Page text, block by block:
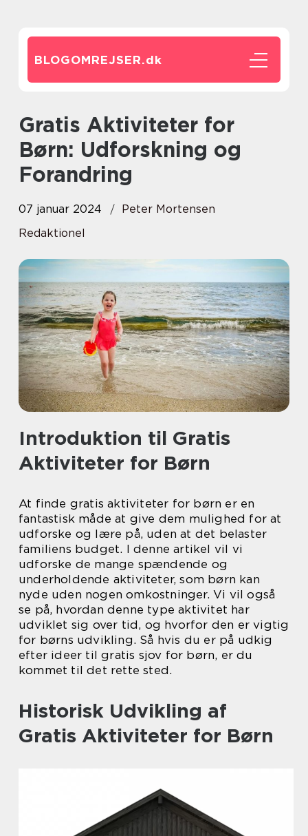
BLOGOMREJSER.dk
Gratis Aktiviteter for
Børn: Udforskning og
Forandring
07 januar 2024
Peter Mortensen
Redaktionel
Introduktion til Gratis
Aktiviteter for Børn
At finde gratis aktiviteter for børn er en
fantastisk måde at give dem mulighed for at
udforske og lære på, uden at det belaster
familiens budget. I denne artikel vil vi
udforske de mange spændende og
underholdende aktiviteter, som børn kan
nyde uden nogen omkostninger. Vi vil også
se på, hvordan denne type aktivitet har
udviklet sig over tid, og hvorfor den er vigtig
for børns udvikling. Så hvis du er på udkig
efter ideer til gratis sjov for børn, er du
kommet til det rette sted.
Historisk Udvikling af
Gratis Aktiviteter for Børn